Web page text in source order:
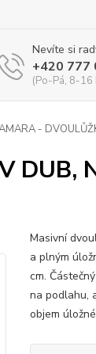
Nevíte si
+420 777
(Po-Pá, 8-16
-
DUB,
Masivní
a plným
cm.
na podlahu,
objem